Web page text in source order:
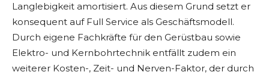
Langlebigkeit amortisiert. Aus diesem Grund setzt er
konsequent auf Full Service als Geschäftsmodell.
Durch eigene Fachkräfte für den Gerüstbau sowie
Elektro- und Kernbohrtechnik entfällt zudem ein
weiterer Kosten-, Zeit- und Nerven-Faktor, der durch